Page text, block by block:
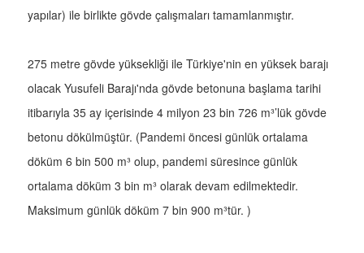
yapılar) ile birlikte gövde çalışmaları tamamlanmıştır.
275 metre gövde yüksekliği ile Türkiye'nin en yüksek barajı
olacak Yusufeli Barajı'nda gövde betonuna başlama tarihi
itibarıyla 35 ay içerisinde 4 milyon 23 bin 726 m³’lük gövde
betonu dökülmüştür. (Pandemi öncesi günlük ortalama
döküm 6 bin 500 m³ olup, pandemi süresince günlük
ortalama döküm 3 bin m³ olarak devam edilmektedir.
Maksimum günlük döküm 7 bin 900 m³tür. )